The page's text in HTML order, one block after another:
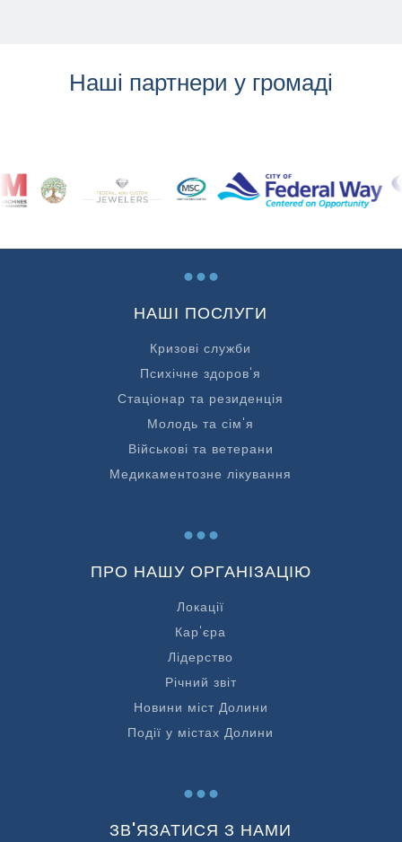
Наші партнери у громаді
...
НАШІ ПОСЛУГИ
Кризові служби
Психічне здоров'я
Стаціонар та резиденція
Молодь та сім'я
Військові та ветерани
Медикаментозне лікування
...
ПРО НАШУ ОРГАНІЗАЦІЮ
Локації
Кар'єра
Лідерство
Річний звіт
Новини міст Долини
Події у містах Долини
...
ЗВ'ЯЗАТИСЯ З НАМИ